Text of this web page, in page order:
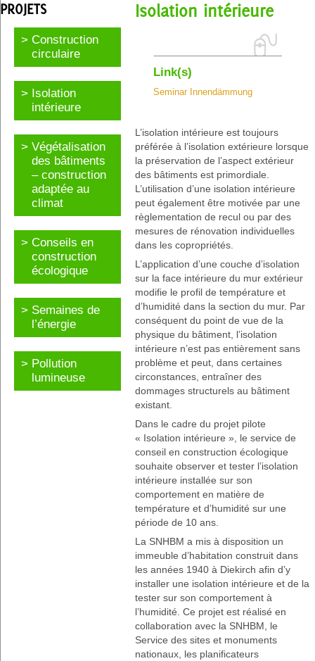
PROJETS
Construction
circulaire
Isolation
intérieure
Végétalisation
des bâtiments
– construction
adaptée au
climat
Conseils en
construction
écologique
Semaines de
l’énergie
Pollution
lumineuse
Isolation intérieure
Link(s)
Seminar Innendämmung
L’isolation intérieure est toujours
préférée à l’isolation extérieure lorsque
la préservation de l’aspect extérieur
des bâtiments est primordiale.
L’utilisation d’une isolation intérieure
peut également être motivée par une
règlementation de recul ou par des
mesures de rénovation individuelles
dans les copropriétés.
L’application d’une couche d’isolation
sur la face intérieure du mur extérieur
modifie le profil de température et
d’humidité dans la section du mur. Par
conséquent du point de vue de la
physique du bâtiment, l’isolation
intérieure n’est pas entièrement sans
problème et peut, dans certaines
circonstances, entraîner des
dommages structurels au bâtiment
existant.
Dans le cadre du projet pilote
« Isolation intérieure », le service de
conseil en construction écologique
souhaite observer et tester l’isolation
intérieure installée sur son
comportement en matière de
température et d’humidité sur une
période de 10 ans.
La SNHBM a mis à disposition un
immeuble d’habitation construit dans
les années 1940 à Diekirch afin d’y
installer une isolation intérieure et de la
tester sur son comportement à
l’humidité. Ce projet est réalisé en
collaboration avec la SNHBM, le
Service des sites et monuments
nationaux, les planificateurs